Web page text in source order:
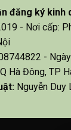
đăng ký kinh
- Nơi cấp:
-
Hà Đông, TP
Nguyễn Duy